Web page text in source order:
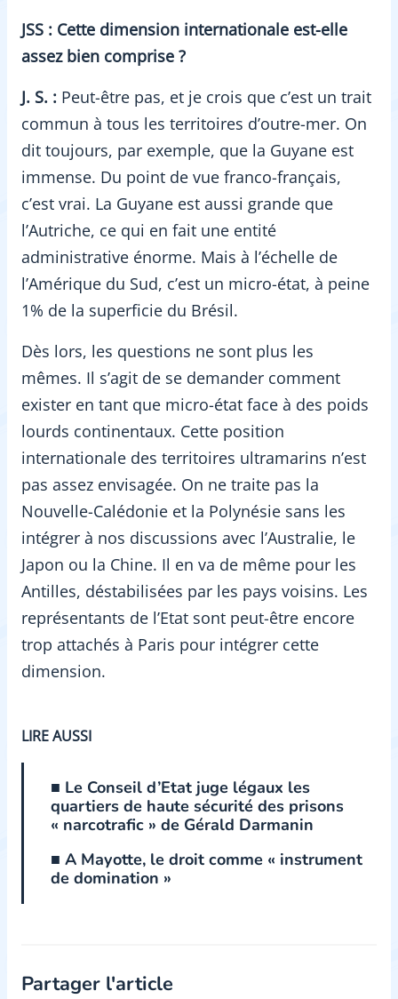
JSS : Cette dimension internationale est-elle
assez bien comprise ?
J. S. : Peut-être pas, et je crois que c’est un trait
commun à tous les territoires d’outre-mer. On
dit toujours, par exemple, que la Guyane est
immense. Du point de vue franco-français,
c’est vrai. La Guyane est aussi grande que
l’Autriche, ce qui en fait une entité
administrative énorme. Mais à l’échelle de
l’Amérique du Sud, c’est un micro-état, à peine
1% de la superficie du Brésil.
Dès lors, les questions ne sont plus les
mêmes. Il s’agit de se demander comment
exister en tant que micro-état face à des poids
lourds continentaux. Cette position
internationale des territoires ultramarins n’est
pas assez envisagée. On ne traite pas la
Nouvelle-Calédonie et la Polynésie sans les
intégrer à nos discussions avec l’Australie, le
Japon ou la Chine. Il en va de même pour les
Antilles, déstabilisées par les pays voisins. Les
représentants de l’Etat sont peut-être encore
trop attachés à Paris pour intégrer cette
dimension.
LIRE AUSSI
■ Le Conseil d’Etat juge légaux les
quartiers de haute sécurité des prisons
« narcotrafic » de Gérald Darmanin
■ A Mayotte, le droit comme « instrument
de domination »
Partager l'article